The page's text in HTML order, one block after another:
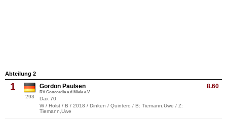
Abteilung 2
1
293
8.60
Gordon Paulsen
RV Concordia a.d.Miele e.V.
Dax 70
W / Holst / B / 2018 / Dinken / Quintero / B: Tiemann,Uwe / Z:
Tiemann,Uwe